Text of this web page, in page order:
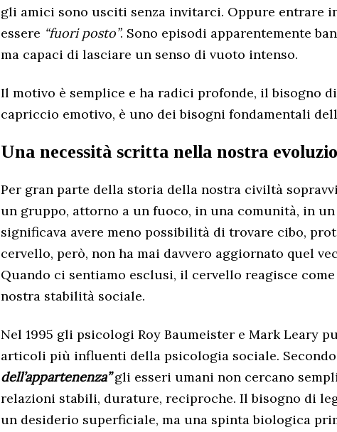
gli amici sono usciti senza invitarci. Oppure entrare
essere “fuori posto”. Sono episodi apparentemente
ma capaci di lasciare un senso di vuoto intenso.
Il motivo è semplice e ha radici profonde, il bisogno
capriccio emotivo, è uno dei bisogni fondamentali
Una necessità scritta nella nostra
Per gran parte della storia della nostra civiltà
un gruppo, attorno a un fuoco, in una comunità, in un
significava avere meno possibilità di trovare cibo,
cervello, però, non ha mai davvero aggiornato quel
Quando ci sentiamo esclusi, il cervello reagisce
nostra stabilità sociale.
Nel 1995 gli psicologi Roy Baumeister e Mark Leary
articoli più influenti della psicologia sociale.
dell’appartenenza”gli esseri umani non cercano
relazioni stabili, durature, reciproche. Il bisogno di
un desiderio superficiale, ma una spinta biologica